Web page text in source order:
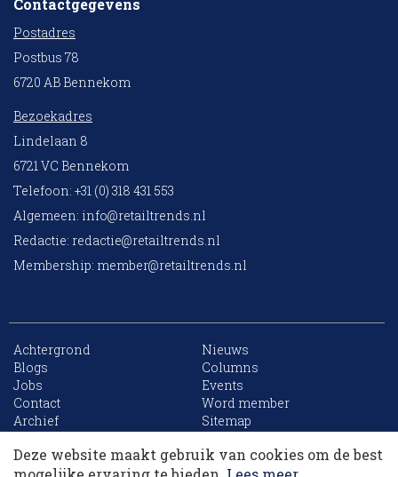
Contactgegevens
Postadres
Postbus 78
6720 AB Bennekom
Bezoekadres
Lindelaan 8
6721 VC Bennekom
Telefoon: +31 (0) 318 431 553
Algemeen: info@retailtrends.nl
Redactie: redactie@retailtrends.nl
Membership: member@retailtrends.nl
Achtergrond
Nieuws
Blogs
Columns
Jobs
Events
Contact
Word member
Archief
Sitemap
Deze website maakt gebruik van cookies om de best
Korting op events